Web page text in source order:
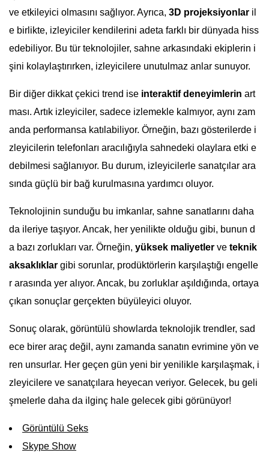
ve etkileyici olmasını sağlıyor. Ayrıca, 3D projeksiyonlar il
e birlikte, izleyiciler kendilerini adeta farklı bir dünyada hiss
edebiliyor. Bu tür teknolojiler, sahne arkasındaki ekiplerin i
şini kolaylaştırırken, izleyicilere unutulmaz anlar sunuyor.
Bir diğer dikkat çekici trend ise interaktif deneyimlerin art
ması. Artık izleyiciler, sadece izlemekle kalmıyor, aynı zam
anda performansa katılabiliyor. Örneğin, bazı gösterilerde i
zleyicilerin telefonları aracılığıyla sahnedeki olaylara etki e
debilmesi sağlanıyor. Bu durum, izleyicilerle sanatçılar ara
sında güçlü bir bağ kurulmasına yardımcı oluyor.
Teknolojinin sunduğu bu imkanlar, sahne sanatlarını daha
da ileriye taşıyor. Ancak, her yenilikte olduğu gibi, bunun d
a bazı zorlukları var. Örneğin, yüksek maliyetler ve teknik
aksaklıklar gibi sorunlar, prodüktörlerin karşılaştığı engelle
r arasında yer alıyor. Ancak, bu zorluklar aşıldığında, ortaya
çıkan sonuçlar gerçekten büyüleyici oluyor.
Sonuç olarak, görüntülü showlarda teknolojik trendler, sad
ece birer araç değil, aynı zamanda sanatın evrimine yön ve
ren unsurlar. Her geçen gün yeni bir yenilikle karşılaşmak, i
zleyicilere ve sanatçılara heyecan veriyor. Gelecek, bu geli
şmelerle daha da ilginç hale gelecek gibi görünüyor!
Görüntülü Seks
Skype Show